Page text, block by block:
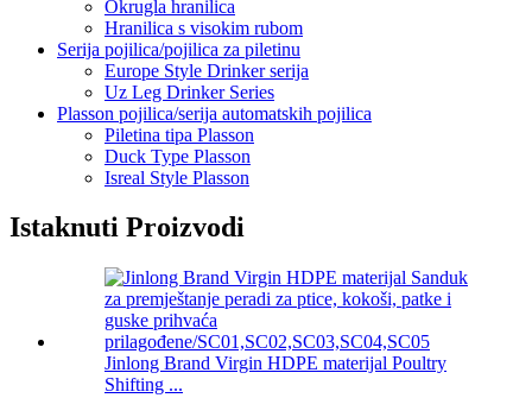
Okrugla hranilica
Hranilica s visokim rubom
Serija pojilica/pojilica za piletinu
Europe Style Drinker serija
Uz Leg Drinker Series
Plasson pojilica/serija automatskih pojilica
Piletina tipa Plasson
Duck Type Plasson
Isreal Style Plasson
Istaknuti Proizvodi
Jinlong Brand Virgin HDPE materijal Poultry
Shifting ...